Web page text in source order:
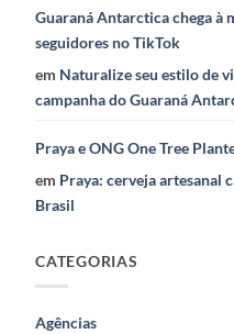
Guaraná Antarctica chega à
seguidores no TikTok
em Naturalize seu estilo de
campanha do Guaraná
Praya e ONG One Tree
em Praya: cerveja artesanal
Brasil
CATEGORIAS
Agências